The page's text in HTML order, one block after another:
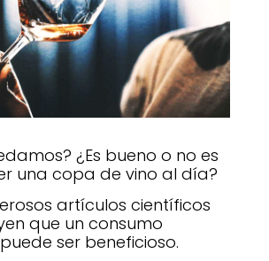
¿Es bueno o no es
una copa de vino al día?
artículos científicos
que un consumo
ser beneficioso.